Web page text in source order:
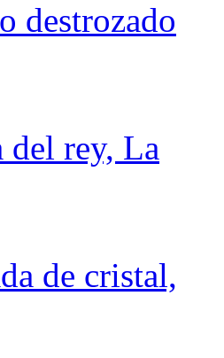
destrozado
del rey, La
de cristal,